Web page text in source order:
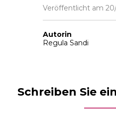
Veröffentlicht am
Autorin
Regula Sandi
Schreiben Sie